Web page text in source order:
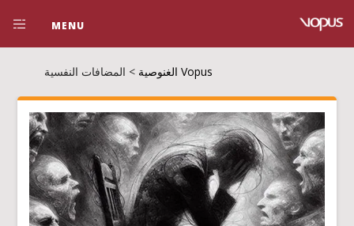
MENU
Vopus الغنوصية > المضافات النفسية